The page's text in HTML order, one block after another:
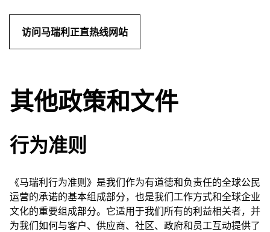
访问马瑞利正直热线网站
其他政策和文件
行为准则
《马瑞利行为准则》是我们作为有道德和负责任的全球公民
运营的承诺的基本组成部分，也是我们工作方式和全球企业
文化的重要组成部分。它适用于我们所有的利益相关者，并
为我们如何与客户、供应商、社区、政府和员工互动提供了